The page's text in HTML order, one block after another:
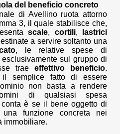
del beneficio concreto
di Avellino ruota attorno
3, il quale stabilisce che,
scale, cortili,
lastrici
a servire soltanto una
, le relative spese di
sul gruppo di
trae effettivo beneficio.
semplice fatto di essere
non basta a rendere
di qualsiasi spesa
è se il bene oggetto di
una funzione concreta nei
immobiliare.